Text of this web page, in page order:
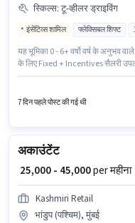
स्किल्स: टू-व्हीलर ड्राइविंग
इंसेंटिव्स शामिल फ्लेक्सिबल शिफ्ट
यह भूमिका 0 - 6+ वर्षो वर्ष के अनुभव
के लिए Fixed + Incentives सैलरी
के पास टू-व्हीलर ड्राइविंग जैसी स्किल्स
7 दिन पहले पोस्ट की गई थी
अकाउंटेंट
₹ 25,000 - 45,000per महीना
Kashmiri Retail
भांडुप (पश्चिम), मुंबई